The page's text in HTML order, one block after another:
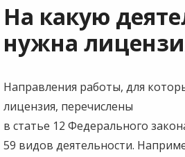
На какую
нужна
Направления работы, для
лицензия, перечислены
в статье 12 Федерального
59 видов деятельности.